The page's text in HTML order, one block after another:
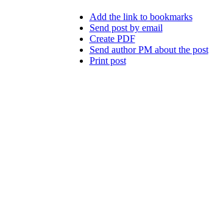
Add the link to bookmarks
Send post by email
Create PDF
Send author PM about the post
Print post